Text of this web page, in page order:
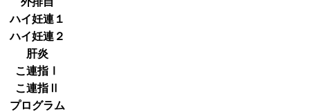
ハイ妊連１
ハイ妊連２
肝炎
こ連指Ⅰ
こ連指Ⅱ
プログラム